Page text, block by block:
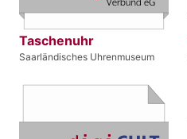
Taschenuhr
Saarländisches Uhrenmuseum